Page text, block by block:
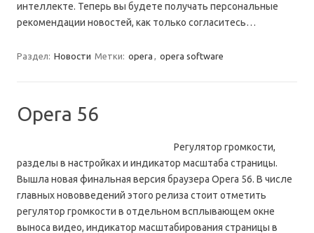
интеллекте. Теперь вы будете получать персональные
рекомендации новостей, как только согласитесь…
Раздел: Новости Метки: opera , opera software
Opera 56
Регулятор громкости,
разделы в настройках и индикатор масштаба страницы.
Вышла новая финальная версия браузера Opera 56. В числе
главных нововведений этого релиза стоит отметить
регулятор громкости в отдельном всплывающем окне
выноса видео, индикатор масштабирования страницы в